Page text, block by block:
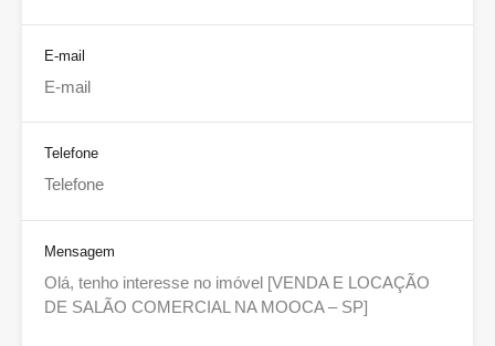
E-mail
Telefone
Mensagem